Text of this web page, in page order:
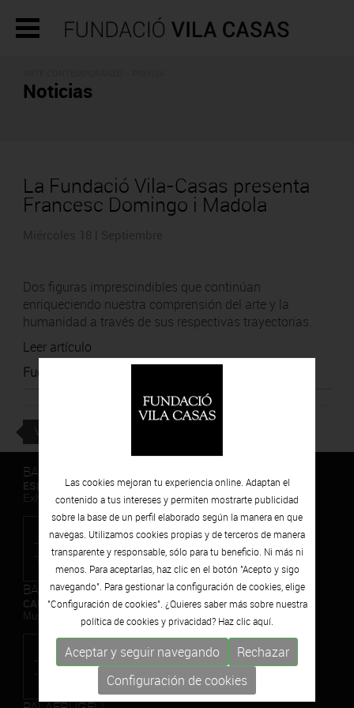
Noticias
La Fundació Vila-Casas presenta
Francesc Domingo i Madola
Dos figuras imprescindibles que continúan
enriqueciendo nuestra comprensión del arte y la
humanidad a través de sus respectivas trayectorias.
Leer artículo
Fuente
VOLVER
BARCELONA
ESPAIS VOLART
Exhibiciones temporales Arte Contemporáneo
BARCELONA
CAN FRAMIS
Museo de Pintura Contemporánea
Las cookies mejoran tu experiencia online. Adaptan el
contenido a tus intereses y permiten mostrarte publicidad
sobre la base de un perfil elaborado según la manera en que
navegas. Utilizamos cookies propias y de terceros de manera
transparente y responsable, sólo para tu beneficio. Ni más ni
menos. Para aceptarlas, haz clic en el botón "Acepto y sigo
navegando". Para gestionar la configuración de cookies, elige
"Configuración de cookies". ¿Quieres saber más sobre nuestra
política de cookies y privacidad? Haz clicaquí.
Aceptar y seguir navegando
Rechazar
Configuración de cookies